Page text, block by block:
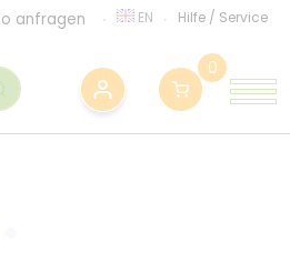
anfragen EN Hilfe / Service
0